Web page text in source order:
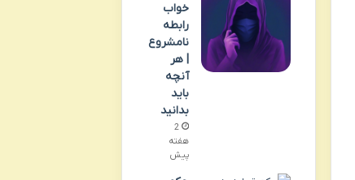
خواب
رابطه
نامشروع
| هر
آنچه
باید
بدانید
2
هفته
پیش